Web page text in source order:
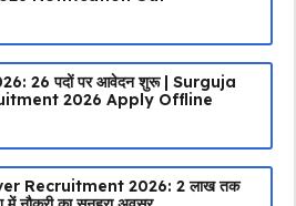
26 पदों पर आवेदन शुरू | Surguja
2026 Apply Offline
Recruitment 2026: ₹2 लाख तक